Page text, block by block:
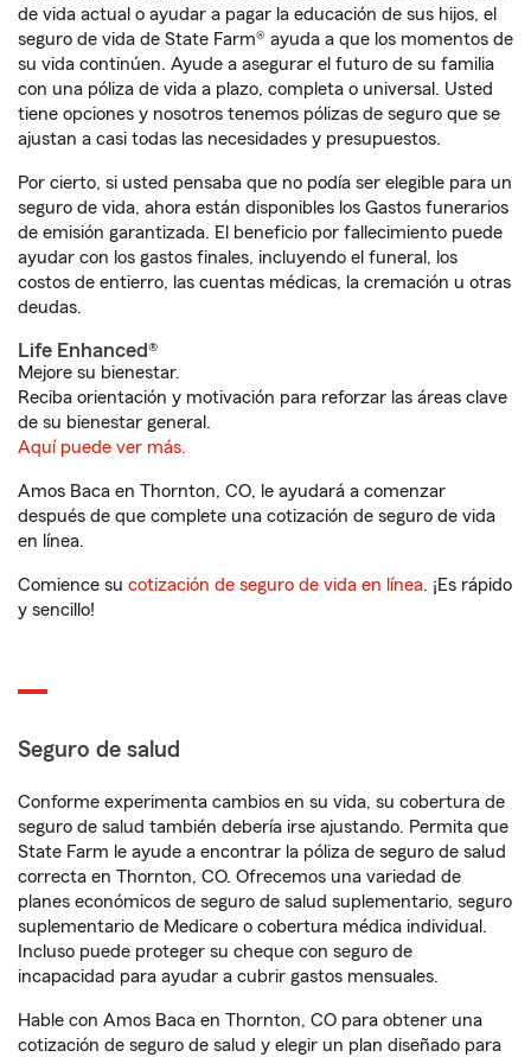
de vida actual o ayudar a pagar la educación de sus hijos, el
seguro de vida de State Farm® ayuda a que los momentos de
su vida continúen. Ayude a asegurar el futuro de su familia
con una póliza de vida a plazo, completa o universal. Usted
tiene opciones y nosotros tenemos pólizas de seguro que se
ajustan a casi todas las necesidades y presupuestos.
Por cierto, si usted pensaba que no podía ser elegible para un
seguro de vida, ahora están disponibles los Gastos funerarios
de emisión garantizada. El beneficio por fallecimiento puede
ayudar con los gastos finales, incluyendo el funeral, los
costos de entierro, las cuentas médicas, la cremación u otras
deudas.
Life Enhanced®
Mejore su bienestar.
Reciba orientación y motivación para reforzar las áreas clave
de su bienestar general.
Aquí puede ver más.
Amos Baca en Thornton, CO, le ayudará a comenzar
después de que complete una cotización de seguro de vida
en línea.
Comience su cotización de seguro de vida en línea. ¡Es rápido
y sencillo!
Seguro de salud
Conforme experimenta cambios en su vida, su cobertura de
seguro de salud también debería irse ajustando. Permita que
State Farm le ayude a encontrar la póliza de seguro de salud
correcta en Thornton, CO. Ofrecemos una variedad de
planes económicos de seguro de salud suplementario, seguro
suplementario de Medicare o cobertura médica individual.
Incluso puede proteger su cheque con seguro de
incapacidad para ayudar a cubrir gastos mensuales.
Hable con Amos Baca en Thornton, CO para obtener una
cotización de seguro de salud y elegir un plan diseñado para